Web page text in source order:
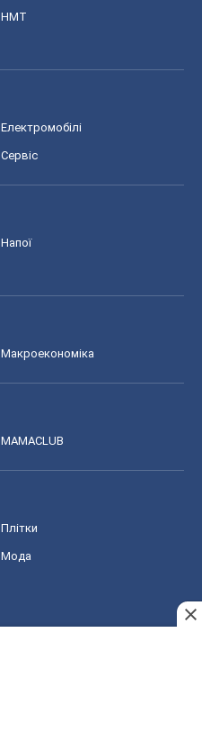
НМТ
Електромобілі
Сервіс
Напої
Макроекономіка
MAMACLUB
Плітки
Мода